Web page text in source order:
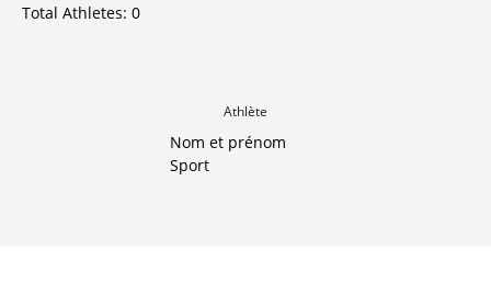
Total Athletes: 0
Athlète
Nom et prénom
Sport